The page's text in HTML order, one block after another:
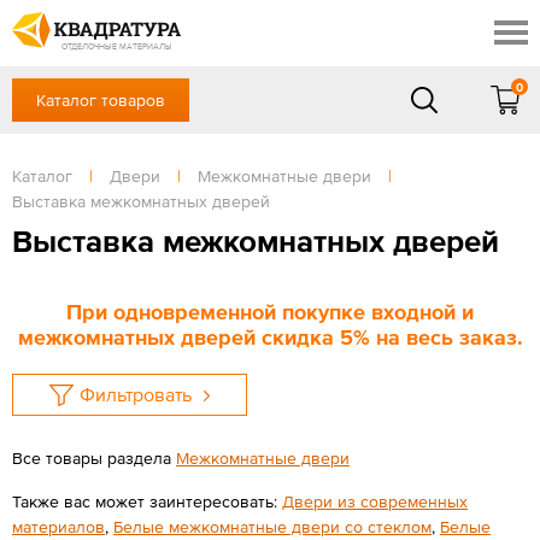
ОТДЕЛОЧНЫЕ МАТЕРИАЛЫ
Скидки
Акции
Готовые решения
Доставка и оплата
Отзывы
+7 (861) 212-10-58
Сб, Вс — выходной
ЗАКАЗАТЬ ЗВОНОК
Вход / Регистрация
Каталог товаров
0
Каталог | Двери | Межкомнатные двери
|
Выставка межкомнатных дверей
Выставка межкомнатных дверей
При одновременной покупке входной и
межкомнатных дверей скидка 5% на весь заказ.
Фильтровать
Все товары раздела Межкомнатные двери
Также вас может заинтересовать: Двери из современных
материалов, Белые межкомнатные двери со стеклом, Белые